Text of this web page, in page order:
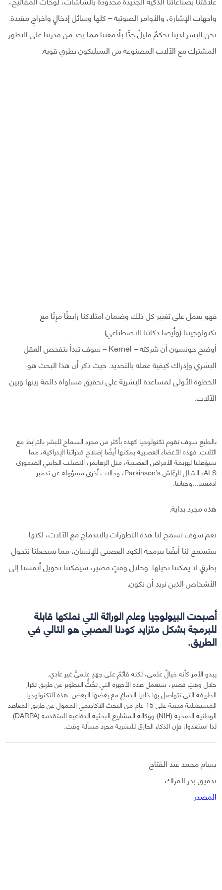
واجهات الإشارة، والأوامر الصوتية – كلها وسائل إدخالٍ واخراجٍ مقيدة.
نحن البشر لدينا تحكمٌ قليلٌ جدًّا بأدمغتنا مما يحد من قدرتنا على التطور
المشترك مع الآلات المصنوعة من السيليكون بطرقٍ قوية.
فهو يعمل على تغيير كل ذلك وضمان امتلاكنا رابطًا مرِنًا مع
تكنولوجيتنا (وأيضا ذكائنا الاصطناعي).
أوضح جونسون أن شركته – Kernel – سوف تبدأ بتفحص العقل
البشري وإدراك كيفية عمله بالتحديد. حيث ذكر أن هذا البحث هو
الخطوة الأولى لمساعدة البشرية على تحقيق مساواة دائمة بينها وبين
الآلات.
بالطبع سوف تقوم تكنولوجيا كهذه بأكثر من مجرد السماح للبشر بالترابط مع
الآلات. فهذه الأعضاء العصبية يمكنها أيضًا إصلاح قدراتنا الإدراكية، مما
سيؤهلنا لهزيمة الأمراض العصبية، مثل الزهايمر، التصلب الجانبي الضموري
ALS، الشلل الرعّاش Parkinson’s، وحالات أخرى مسؤولة عن تدمير
أدمغتنا...وحياتنا.
هذه مجرد بداية.
نعم سوف تسمح لنا هذه التطورات بالاندماج مع الآلات، لكنها
ستسمح لنا أيضًا ببرمجة الكود العصبي للإنسان، مما سيجعلنا نتحول
بطرقٍ لا يمكننا تخيلها. وخلال وقتٍ قصير، سيمكننا تحويل أنفسنا إلى
الأشخاص الذين نريد أن نكون.
أصبحت البيولوجيا وعلم الوراثة التي نملكها قابلة
للبرمجة بشكل متزايد كودنا العصبي هو التالي في
الطريق.
يبدو الأمر كأنه خيالٌ علمي، لكنه قائمٌ على جهدٍ علميٍّ غير عادي.
خلال وقتٍ قصير، ستعمل هذه الأجهزة التي تحُثُّ التطوير عن طريق تكرار
الطريقة التي تتواصل بها خلايا الدماغ مع بعضها البعض. هذه التكنولوجيا
المستقبلية مبنية على 15 عام من البحث الأكاديمي الممول عن طريق المعاهد
الوطنية الصحية (NIH) ووكالة المشاريع البحثية الدفاعية المتقدمة (DARPA).
لذا استعدوا، فإن الذكاء الخارق للبشرية مجرد مسألة وقت.
بسام محمد عبد الفتاح
تدقيق بدر الفراك
المصدر